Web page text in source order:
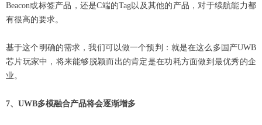
Beacon或标签产品，还是C端的Tag以及其他的产品，对于续航能力都
有很高的要求。
基于这个明确的需求，我们可以做一个预判：就是在这么多国产UWB
芯片玩家中，将来能够脱颖而出的肯定是在功耗方面做到最优秀的企
业。
7、UWB多模融合产品将会逐渐增多